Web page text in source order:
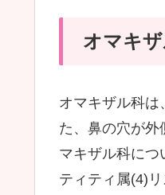
オマキ
オマキザル科は
た、鼻の穴が外
マキザル科につ
ティティ属(4)